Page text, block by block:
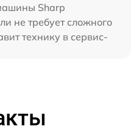
Sharp
не требует сложного
технику в сервис-